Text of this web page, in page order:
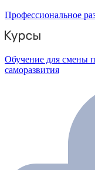
Профессиональное
Обучение для смены
саморазвития